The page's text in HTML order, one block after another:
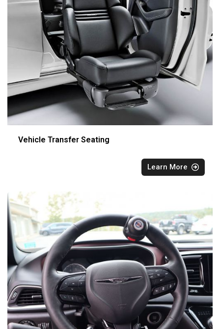
Vehicle Transfer Seating
Learn More